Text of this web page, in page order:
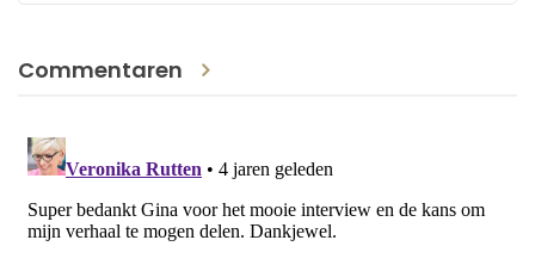
Commentaren